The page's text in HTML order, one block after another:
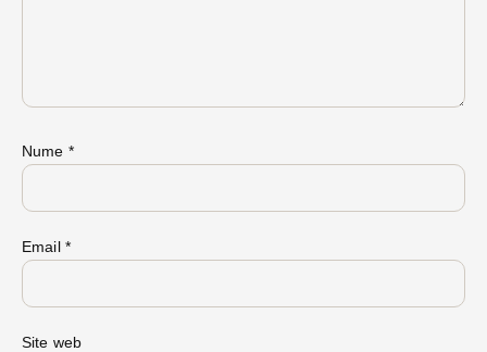
Nume *
Email *
Site web